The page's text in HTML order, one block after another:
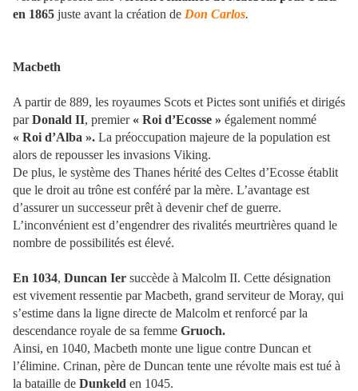
en 1865 juste avant la création de Don Carlos.
Macbeth
A partir de 889, les royaumes Scots et Pictes sont unifiés et dirigés
parDonald II, premier « Roi d’Ecosse » également nommé
« Roi d’Alba ». La préoccupation majeure de la population est
alors de repousser les invasions Viking.
De plus, le système des Thanes hérité des Celtes d’Ecosse établit
que le droit au trône est conféré par la mère. L’avantage est
d’assurer un successeur prêt à devenir chef de guerre.
L’inconvénient est d’engendrer des rivalités meurtrières quand le
nombre de possibilités est élevé.
En 1034, Duncan Ier succède à Malcolm II. Cette désignation
est vivement ressentie par Macbeth, grand serviteur de Moray, qui
s’estime dans la ligne directe de Malcolm et renforcé par la
descendance royale de sa femme Gruoch.
Ainsi, en 1040, Macbeth monte une ligue contre Duncan et
l’élimine. Crinan, père de Duncan tente une révolte mais est tué à
la bataille de Dunkeld en 1045.